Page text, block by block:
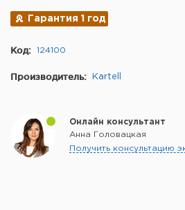
Гарантия 1 год
Код: 124100
Производитель: Kartell
Онлайн консультант
Анна Головацкая
Получить консультацию